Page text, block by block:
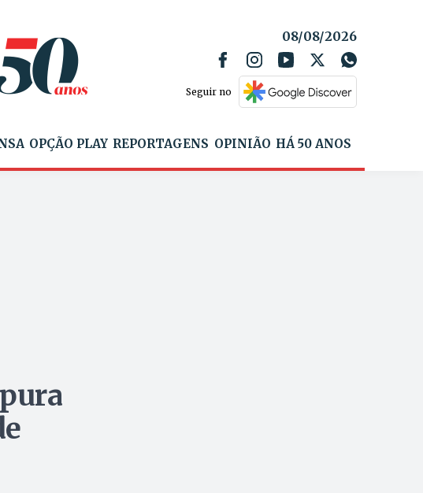
08/08/2026
Seguir no
OPÇÃO PLAY REPORTAGENS OPINIÃO HÁ 50 ANOS